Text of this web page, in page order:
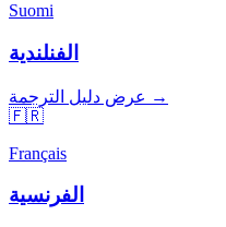
Suomi
الفنلندية
عرض دليل الترجمة →
🇫🇷
Français
الفرنسية